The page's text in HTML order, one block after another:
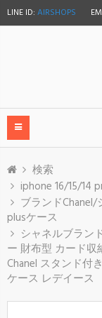
LINE ID: AIRSHOPS
検索
iphone 16/15/14
ブランドChanel/
plusケース
シャネルブラン
ー 財布型 カード収
Chanel スタンド付
ケース レデイース